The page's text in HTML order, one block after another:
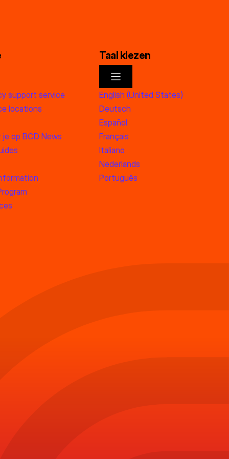
support service
locations
op BCD News
Taal kiezen
English (United States)
Deutsch
Español
Français
Italiano
Nederlands
Português